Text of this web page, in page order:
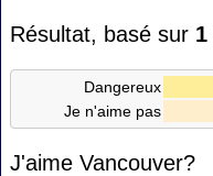
Résultat, basé sur 1
Dangereux
Je n'aime pas
J'aime Vancouver?